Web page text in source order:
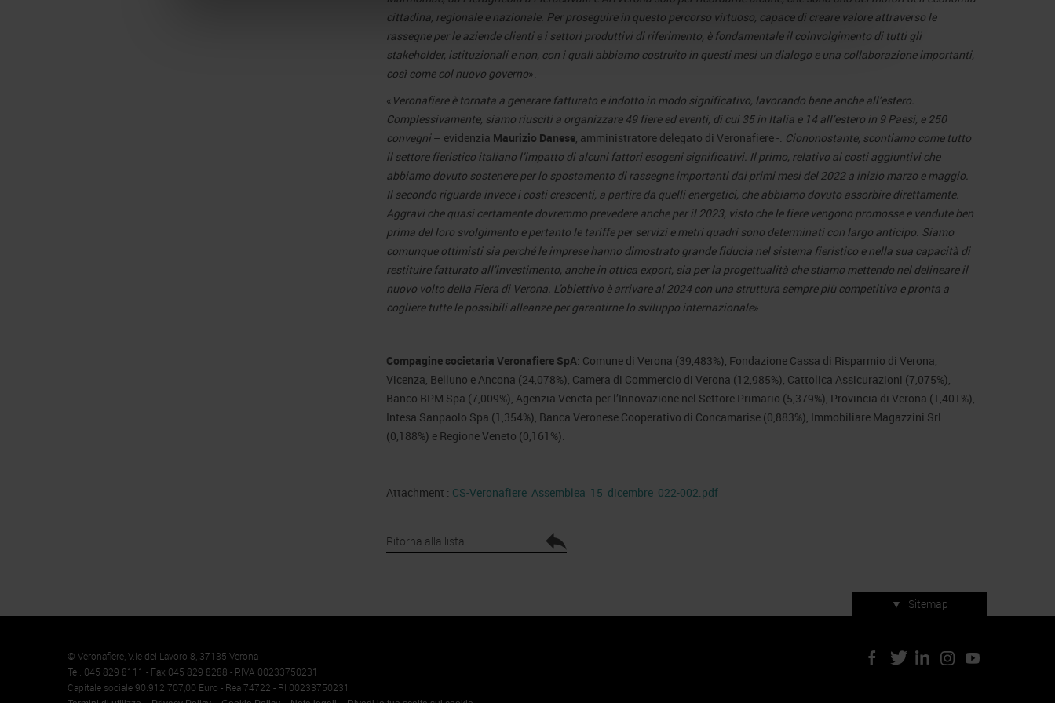
cittadina, regionale e nazionale. Per proseguire in questo percorso virtuoso, capace di creare valore attraverso le
rassegne per le aziende clienti e i settori produttivi di riferimento, è fondamentale il coinvolgimento di tutti gli
stakeholder, istituzionali e non, con i quali abbiamo costruito in questi mesi un dialogo e una collaborazione importanti,
così come col nuovo governo».
« Veronafiere è tornata a generare fatturato e indotto in modo significativo, lavorando bene anche all’estero.
Complessivamente, siamo riusciti a organizzare 49 fiere ed eventi, di cui 35 in Italia e 14 all’estero in 9 Paesi, e 250
convegni– evidenzia Maurizio Danese, amministratore delegato di Veronafiere -. Ciononostante, scontiamo come tutto
il settore fieristico italiano l’impatto di alcuni fattori esogeni significativi. Il primo, relativo ai costi aggiuntivi che
abbiamo dovuto sostenere per lo spostamento di rassegne importanti dai primi mesi del 2022 a inizio marzo e maggio.
Il secondo riguarda invece i costi crescenti, a partire da quelli energetici, che abbiamo dovuto assorbire direttamente.
Aggravi che quasi certamente dovremmo prevedere anche per il 2023, visto che le fiere vengono promosse e vendute ben
prima del loro svolgimento e pertanto le tariffe per servizi e metri quadri sono determinati con largo anticipo. Siamo
comunque ottimisti sia perché le imprese hanno dimostrato grande fiducia nel sistema fieristico e nella sua capacità di
restituire fatturato all’investimento, anche in ottica export, sia per la progettualità che stiamo mettendo nel delineare il
nuovo volto della Fiera di Verona. L’obiettivo è arrivare al 2024 con una struttura sempre più competitiva e pronta a
cogliere tutte le possibili alleanze per garantirne lo sviluppo internazionale».
Compagine societaria Veronafiere SpA: Comune di Verona (39,483%), Fondazione Cassa di Risparmio di Verona,
Vicenza, Belluno e Ancona (24,078%), Camera di Commercio di Verona (12,985%), Cattolica Assicurazioni (7,075%),
Banco BPM Spa (7,009%), Agenzia Veneta per l’Innovazione nel Settore Primario (5,379%), Provincia di Verona (1,401%),
Intesa Sanpaolo Spa (1,354%), Banca Veronese Cooperativo di Concamarise (0,883%), Immobiliare Magazzini Srl
(0,188%) e Regione Veneto (0,161%).
Attachment : CS-Veronafiere_Assemblea_15_dicembre_022-002.pdf
Ritorna alla lista
▼ Sitemap
Memento Servizi di manifestazione
© Veronafiere, V.le del Lavoro 8, 37135 Verona
Tel. 045 829 8111 - Fax 045 829 8288 - P.IVA 00233750231
Capitale sociale 90.912.707,00 Euro - Rea 74722 - RI 00233750231